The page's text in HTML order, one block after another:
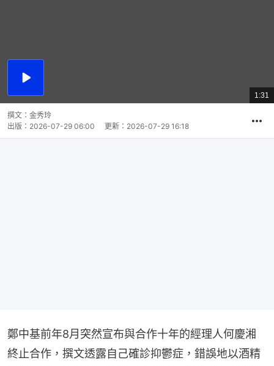
播
總
共
1:31
撰文： 金秀玲
出版： 2026-07-29 06:00 更新： 2026-07-29 16:18
鄭中基前年8月突然宣布與合作十年的經理人何慶湘
終止合作，撰文透露自己確診抑鬱症，錯誤地以酒精